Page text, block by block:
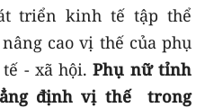
triển kinh tế tập thể
cao vị thế của phụ
- xã hội.Phụ nữ tỉnh
định vị thế trong